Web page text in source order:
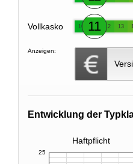
Vollkasko 10 11 12 13
Anzeigen:
Entwicklung der
Haftpflicht
25